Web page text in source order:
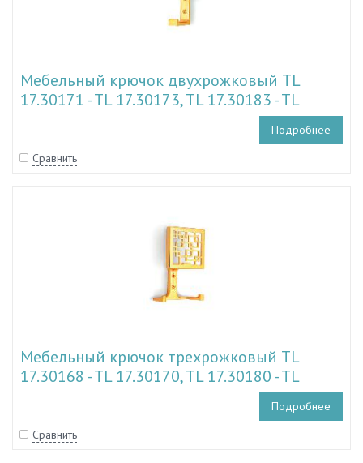
Мебельный крючок двухрожковый TL
17.30171 - TL 17.30173, TL 17.30183 - TL
Подробнее
Сравнить
Мебельный крючок трехрожковый TL
17.30168 - TL 17.30170, TL 17.30180 - TL
Подробнее
Сравнить